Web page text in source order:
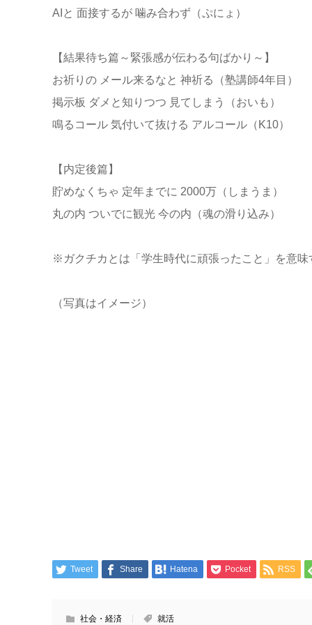
AIと 面接するが 噛み合わず（ぷにょ）
【結果待ち篇～緊張感が伝わる句ばかり～】
お祈りの メール来るなと 神祈る（塾講師4年目）
掲示板 ダメと知りつつ 見てしまう（おいも）
鳴るコール 気付いて抜ける アルコール（K10）
【内定後篇】
貯めなくちゃ 定年までに 2000万（しまうま）
丸の内 ついでに観光 今の内（魂の滑り込み）
※ガクチカとは「学生時代に頑張ったこと」を意味
（写真はイメージ）
Tweet Share Hatena Pocket RSS
社会・経済 就活